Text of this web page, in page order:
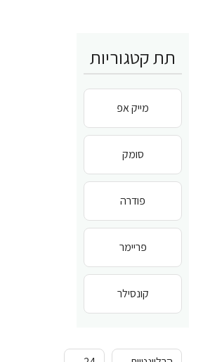
תת קטגוריות
מייק אפ
סומק
פודרה
פריימר
קונסילר